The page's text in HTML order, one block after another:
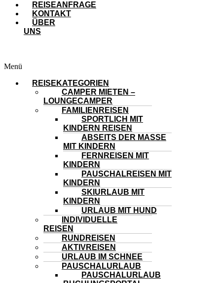
REISEANFRAGE
KONTAKT
ÜBER
UNS
Menü
REISEKATEGORIEN
CAMPER MIETEN –
LOUNGECAMPER
FAMILIENREISEN
SPORTLICH MIT
KINDERN REISEN
ABSEITS DER MASSE
MIT KINDERN
FERNREISEN MIT
KINDERN
PAUSCHALREISEN MIT
KINDERN
SKIURLAUB MIT
KINDERN
URLAUB MIT HUND
INDIVIDUELLE
REISEN
RUNDREISEN
AKTIVREISEN
URLAUB IM SCHNEE
PAUSCHALURLAUB
PAUSCHALURLAUB